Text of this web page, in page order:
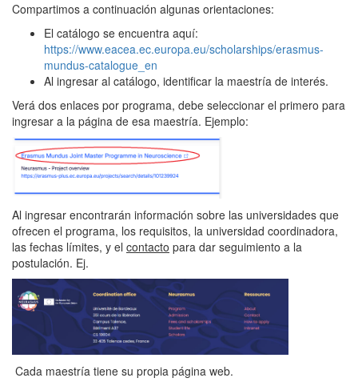
Compartimos a continuación algunas orientaciones:
El catálogo se encuentra aquí:
https://www.eacea.ec.europa.eu/scholarships/erasmus-
mundus-catalogue_en
Al ingresar al catálogo, identificar la maestría de interés.
Verá dos enlaces por programa, debe seleccionar el primero para
ingresar a la página de esa maestría. Ejemplo:
Al ingresar encontrarán información sobre las universidades que
ofrecen el programa, los requisitos, la universidad coordinadora,
las fechas límites, y el contacto para dar seguimiento a la
postulación. Ej.
Cada maestría tiene su propia página web.